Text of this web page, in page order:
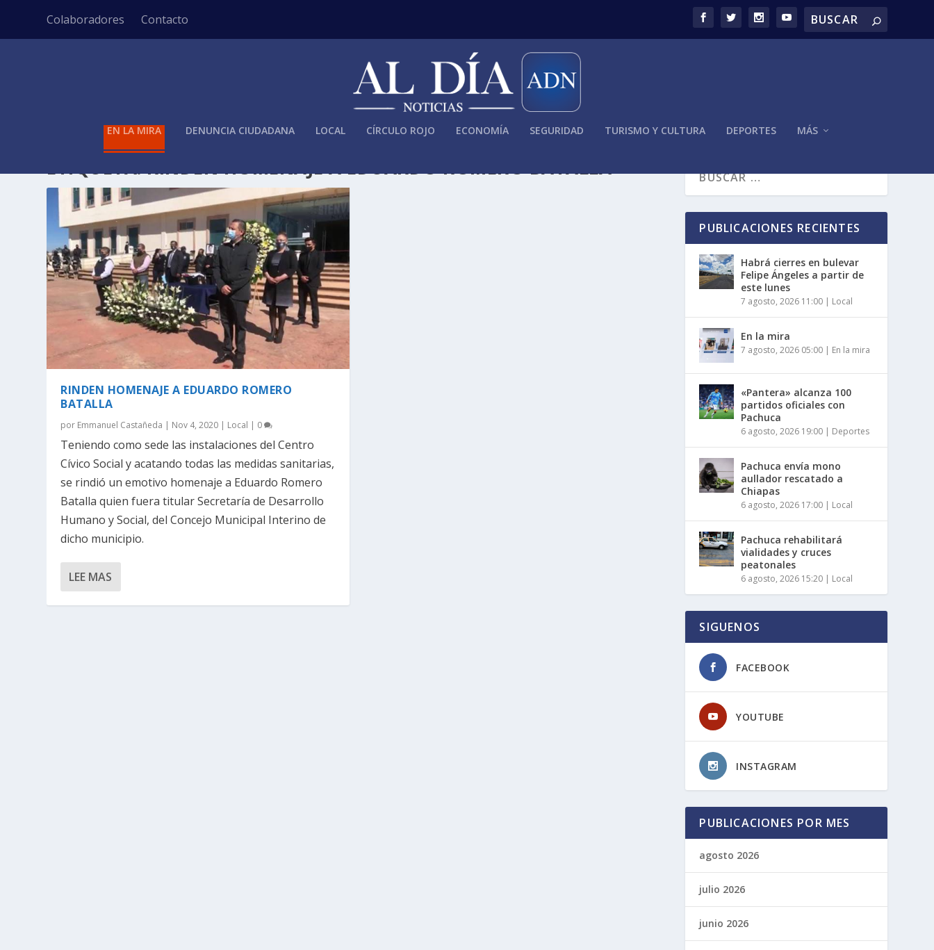
Colaboradores Contacto
EN LA MIRA DENUNCIA CIUDADANA LOCAL CÍRCULO ROJO ECONOMÍA SEGURIDAD TURISMO Y CULTURA DEPORTES MÁS
ETIQUETA:RINDEN HOMENAJE A EDUARDO ROMERO BATALLA
RINDEN HOMENAJE A EDUARDO ROMERO
BATALLA
por Emmanuel Castañeda | Nov 4, 2020 | Local | 0
Teniendo como sede las instalaciones del Centro
Cívico Social y acatando todas las medidas sanitarias,
se rindió un emotivo homenaje a Eduardo Romero
Batalla quien fuera titular Secretaría de Desarrollo
Humano y Social, del Concejo Municipal Interino de
dicho municipio.
LEE MAS
PUBLICACIONES RECIENTES
Habrá cierres en bulevar
Felipe Ángeles a partir de
este lunes
7 agosto, 2026 11:00 | Local
En la mira
7 agosto, 2026 05:00 | En la mira
«Pantera» alcanza 100
partidos oficiales con
Pachuca
6 agosto, 2026 19:00 | Deportes
Pachuca envía mono
aullador rescatado a
Chiapas
6 agosto, 2026 17:00 | Local
Pachuca rehabilitará
vialidades y cruces
peatonales
6 agosto, 2026 15:20 | Local
SIGUENOS
FACEBOOK
YOUTUBE
INSTAGRAM
PUBLICACIONES POR MES
agosto 2026
julio 2026
junio 2026